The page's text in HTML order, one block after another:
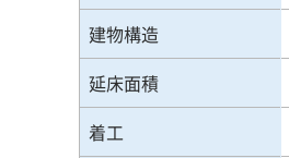
建物構造
延床面積
着工